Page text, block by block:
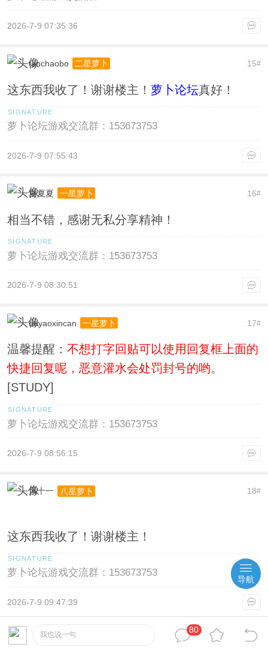
2026-7-9 07:35:36
15#
tanchaobo 二星萝卜
这东西我收了！谢谢楼主！ 萝卜论坛真好！
萝卜论坛游戏交流群：153673753
2026-7-9 07:55:43
16#
夏夏夏 一星萝卜
相当不错，感谢无私分享精神！
萝卜论坛游戏交流群：153673753
2026-7-9 08:30:51
17#
duyaoxincan 一星萝卜
温馨提醒： 不想打字回贴可以使用回复框上面的
快捷回复呢，恶意灌水会处罚封号的哟。
[STUDY]
萝卜论坛游戏交流群：153673753
2026-7-9 08:56:15
18#
风十一 八星萝卜
这东西我收了！谢谢楼主！
萝卜论坛游戏交流群：153673753
2026-7-9 09:47:39
19#
lysk111 二星萝卜
我也说一句
80
导航